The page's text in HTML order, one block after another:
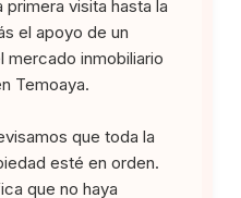
visita hasta la
el apoyo de un
inmobiliario
Temoaya.
que toda la
esté en orden.
que no haya